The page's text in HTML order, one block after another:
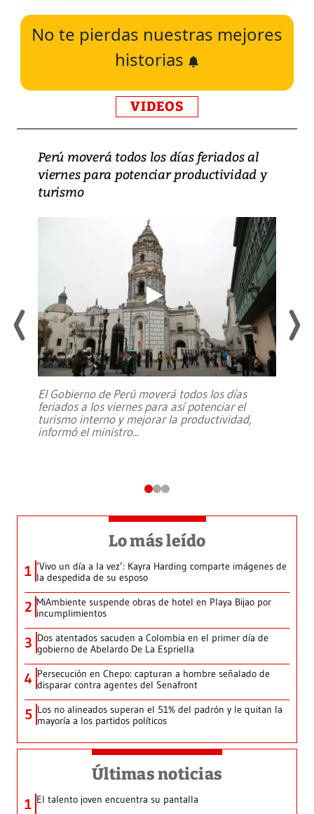
No te pierdas nuestras mejores
historias
VIDEOS
Perú moverá todos los días feriados al
viernes para potenciar productividad y
turismo
El Gobierno de Perú moverá todos los días
feriados a los viernes para así potenciar el
turismo interno y mejorar la productividad,
informó el ministro...
Lo más leído
1 ‘Vivo un día a la vez’: Kayra Harding comparte imágenes de
la despedida de su esposo
2 MiAmbiente suspende obras de hotel en Playa Bijao por
incumplimientos
3 Dos atentados sacuden a Colombia en el primer día de
gobierno de Abelardo De La Espriella
4 Persecución en Chepo: capturan a hombre señalado de
disparar contra agentes del Senafront
5 Los no alineados superan el 51% del padrón y le quitan la
mayoría a los partidos políticos
Últimas noticias
1 El talento joven encuentra su pantalla​